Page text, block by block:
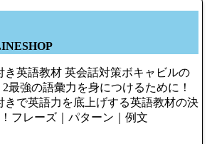
き英語教材 英会話対策ボキャビルの
2最強の語彙力を身につけるために！
きで英語力を底上げする英語教材の決
フレーズ｜パターン｜例文